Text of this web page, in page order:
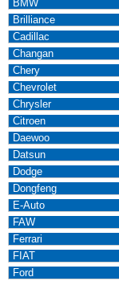
BMW
Brilliance
Cadillac
Changan
Chery
Chevrolet
Chrysler
Citroen
Daewoo
Datsun
Dodge
Dongfeng
E-Auto
FAW
Ferrari
FIAT
Ford